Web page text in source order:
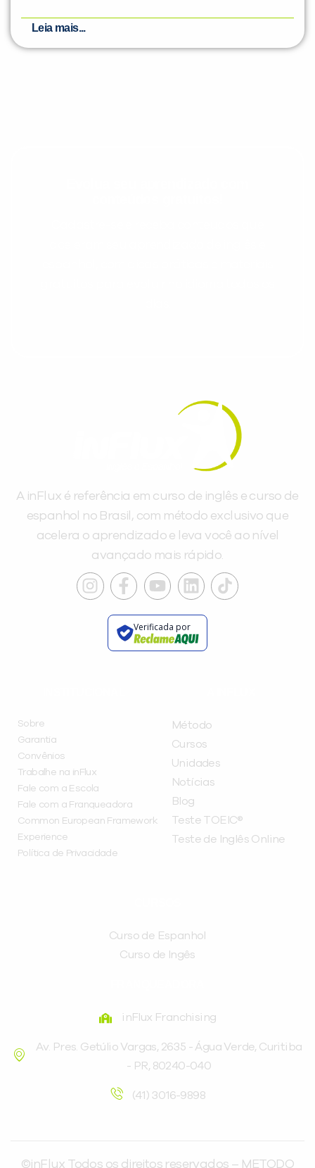
Leia mais...
A inFlux é referência em curso de inglês e curso de
espanhol no Brasil, com método exclusivo que
acelera o aprendizado e leva você ao nível
avançado mais rápido.
Verificada por
Sobre
Garantia
Convênios
Trabalhe na inFlux
Fale com a Escola
Fale com a Franqueadora
Common European Framework
Experience
Política de Privacidade
Método
Cursos
Unidades
Notícias
Blog
Teste TOEIC®
Teste de Inglês Online
Curso de Espanhol
Curso de Ingês
inFlux Franchising
Av. Pres. Getúlio Vargas, 2635 - Água Verde, Curitiba
- PR, 80240-040
(41) 3016-9898
©inFlux Todos os direitos reservados – METODO